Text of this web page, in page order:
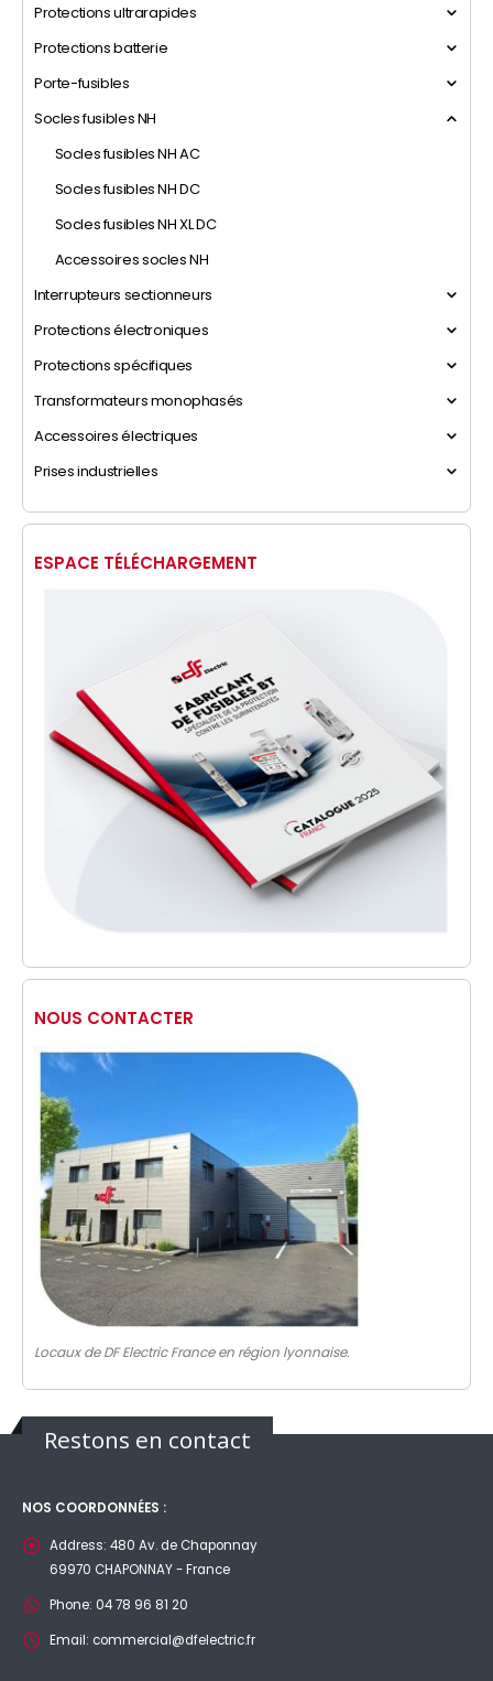
Protections ultrarapides
Protections batterie
Porte-fusibles
Socles fusibles NH
Socles fusibles NH AC
Socles fusibles NH DC
Socles fusibles NH XL DC
Accessoires socles NH
Interrupteurs sectionneurs
Protections électroniques
Protections spécifiques
Transformateurs monophasés
Accessoires électriques
Prises industrielles
ESPACE TÉLÉCHARGEMENT
NOUS CONTACTER
Locaux de DF Electric France en région lyonnaise.
Restons en contact
NOS COORDONNÉES :
Address: 480 Av. de Chaponnay
69970 CHAPONNAY - France
Phone: 04 78 96 81 20
Email: commercial@dfelectric.fr